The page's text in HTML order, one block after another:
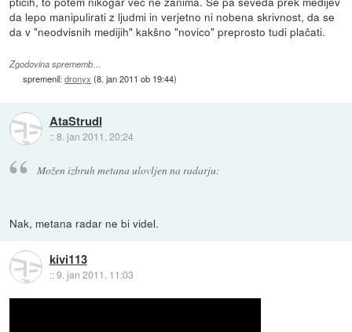
da lepo manipulirati z ljudmi in verjetno ni nobena skrivnost, da se
da v "neodvisnih medijih" kakšno "novico" preprosto tudi plačati.
Zgodovina sprememb…
spremenil:dronyx (8. jan 2011 ob 19:44)
AtaStrudl
::8. jan 2011, 20:24
Možen izbruh metana ulovljen na radarju:
Nak, metana radar ne bi videl.
kivi113
::9. jan 2011, 11:03